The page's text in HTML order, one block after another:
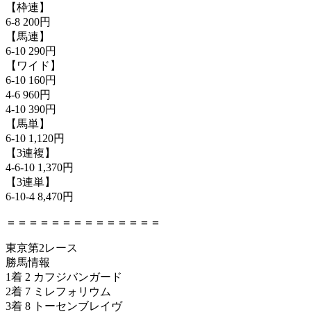
【枠連】
6-8 200円
【馬連】
6-10 290円
【ワイド】
6-10 160円
4-6 960円
4-10 390円
【馬単】
6-10 1,120円
【3連複】
4-6-10 1,370円
【3連単】
6-10-4 8,470円
＝＝＝＝＝＝＝＝＝＝＝＝＝＝
東京第2レース
勝馬情報
1着 2 カフジバンガード
2着 7 ミレフォリウム
3着 8 トーセンブレイヴ